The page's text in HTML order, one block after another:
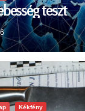
teszt
Kékfény